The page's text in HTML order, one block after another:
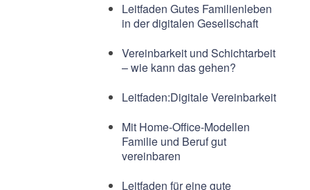
Leitfaden Gutes Familienleben
in der digitalen Gesellschaft
Vereinbarkeit und Schichtarbeit
– wie kann das gehen?
Leitfaden:Digitale Vereinbarkeit
Mit Home-Office-Modellen
Familie und Beruf gut
vereinbaren
Leitfaden für eine gute